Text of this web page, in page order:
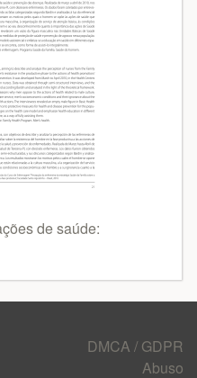
de saúde:
DMCA / GDPR
Abuso